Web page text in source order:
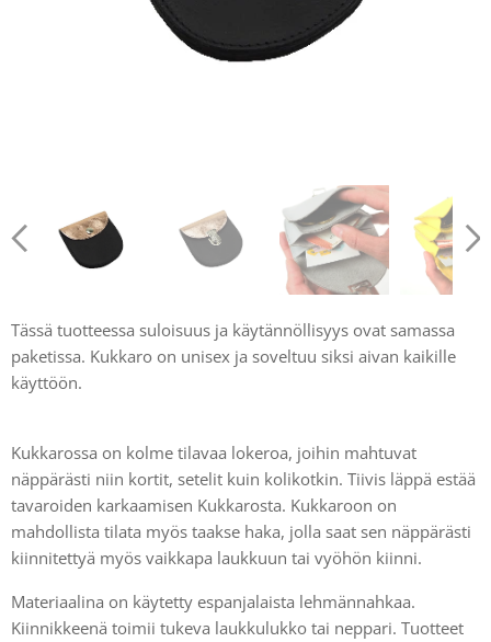
Tässä tuotteessa suloisuus ja käytännöllisyys ovat samassa
paketissa. Kukkaro on unisex ja soveltuu siksi aivan kaikille
käyttöön.
Kukkarossa on kolme tilavaa lokeroa, joihin mahtuvat
näppärästi niin kortit, setelit kuin kolikotkin. Tiivis läppä estää
tavaroiden karkaamisen Kukkarosta. Kukkaroon on
mahdollista tilata myös taakse haka, jolla saat sen näppärästi
kiinnitettyä myös vaikkapa laukkuun tai vyöhön kiinni.
Materiaalina on käytetty espanjalaista lehmännahkaa.
Kiinnikkeenä toimii tukeva laukkulukko tai neppari. Tuotteet